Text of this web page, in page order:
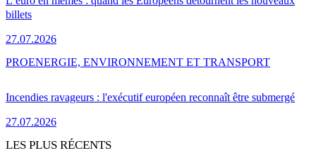
billets
27.07.2026
Incendies ravageurs : l'exécutif européen reconnaît être submergé
27.07.2026
PROENERGIE, ENVIRONNEMENT ET TRANSPORT
LES PLUS RÉCENTS